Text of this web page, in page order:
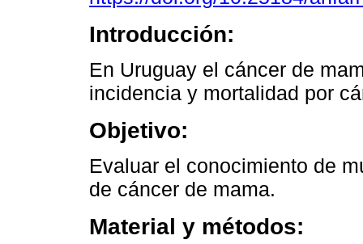
Introducción:
En Uruguay el cáncer de
incidencia y mortalidad por
Objetivo:
Evaluar el conocimiento de
de cáncer de mama.
Material y métodos: